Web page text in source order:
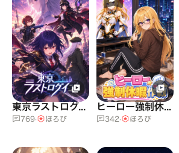
願いが交差する。
1人の人間として戦え！
東京ラストログイン
769· ほろび
ヒーロー強制休暇作戦
342· ほろび